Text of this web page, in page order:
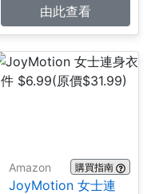
由此查看
Amazon 購買指南
JoyMotion 女士連